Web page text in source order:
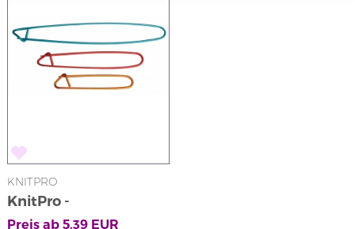
KNITPRO
KnitPro -
Maschenhalter
Preis ab 5.39EUR